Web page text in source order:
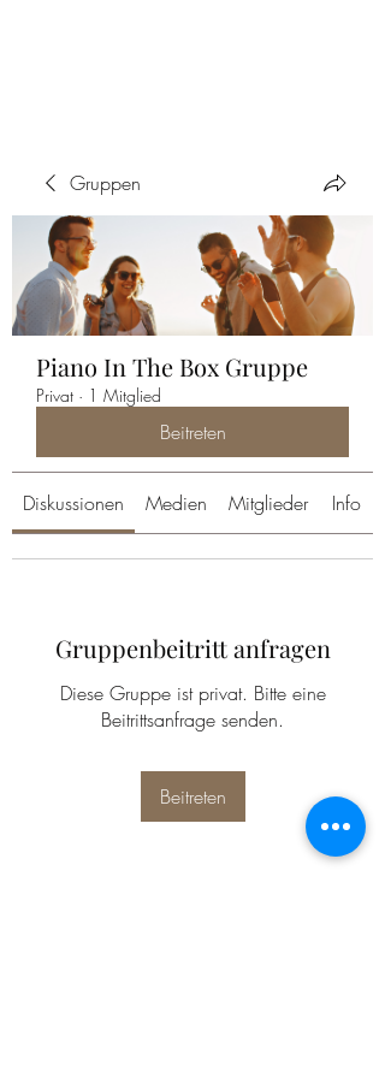
Gruppen
Piano In The Box Gruppe
Privat · 1 Mitglied
Beitreten
Diskussionen Medien Mitglieder Info
Gruppenbeitritt anfragen
Diese Gruppe ist privat. Bitte eine
Beitrittsanfrage senden.
Beitreten